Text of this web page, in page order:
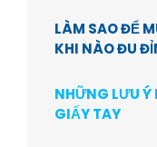
LÀM SAO ĐỂ
KHI NÀO ĐU
NHỮNG LƯU
GIẤY TAY